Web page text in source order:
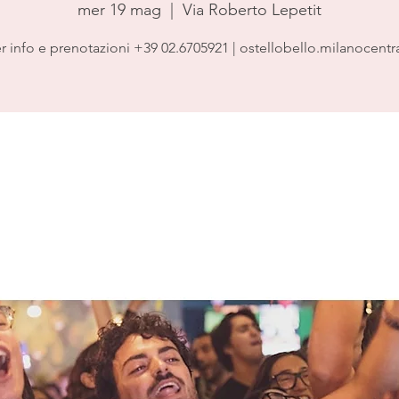
mer 19 mag Via Roberto Lepetit
info e prenotazioni +39 02.6705921 |